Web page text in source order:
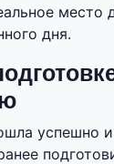
место
дня.
успешно